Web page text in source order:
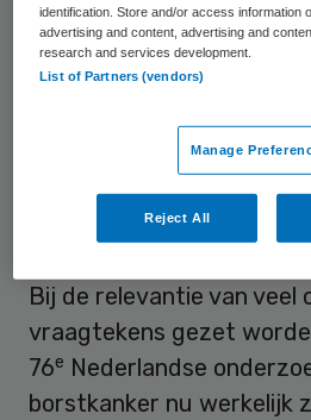
worden. Daarna willen
onderzoeksvoorstel
Als dit klaar is, is er geen
participeren in het
participeren wij in ‘ons’
Relevantie
Bij de relevantie van veel
vraagtekens gezet
76e Nederlandse
borstkanker nu werkelijk
identification. Store and/or access information
advertising and content, advertising and
research and services development.
List of Partners (vendors)
Manage
Reject All